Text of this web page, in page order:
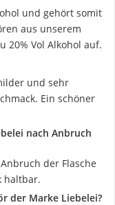
und gehört somit
aus unserem
20% Vol Alkohol auf.
und sehr
Ein schöner
nach Anbruch
der Flasche
haltbar.
der Marke Liebelei?